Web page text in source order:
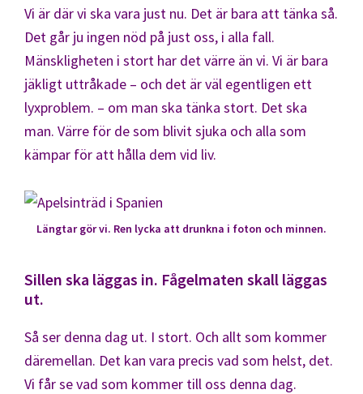
Vi är där vi ska vara just nu. Det är bara att tänka så.
Det går ju ingen nöd på just oss, i alla fall.
Mänskligheten i stort har det värre än vi. Vi är bara
jäkligt uttråkade – och det är väl egentligen ett
lyxproblem. – om man ska tänka stort. Det ska
man. Värre för de som blivit sjuka och alla som
kämpar för att hålla dem vid liv.
Längtar gör vi. Ren lycka att drunkna i foton och minnen.
Sillen ska läggas in. Fågelmaten skall läggas
ut.
Så ser denna dag ut. I stort. Och allt som kommer
däremellan. Det kan vara precis vad som helst, det.
Vi får se vad som kommer till oss denna dag.